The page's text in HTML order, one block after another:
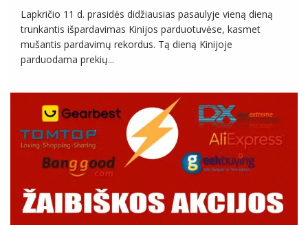
Lapkričio 11 d. prasidės didžiausias pasaulyje vieną dieną
trunkantis išpardavimas Kinijos parduotuvėse, kasmet
mušantis pardavimų rekordus. Tą dieną Kinijoje
parduodama prekių...